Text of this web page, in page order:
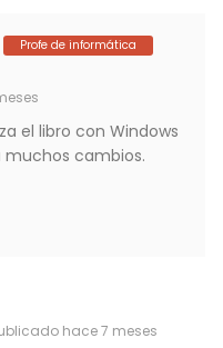
Profe de informática
el libro con Windows
muchos cambios.
hace 7 meses